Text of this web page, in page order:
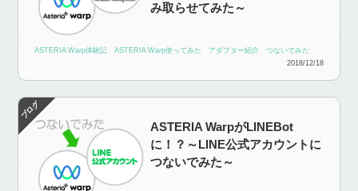
み取らせてみた～
ASTERIA Warp体験記 ASTERIA Warp使ってみた アダプター紹介
つないでみた
2018/12/18
ASTERIA WarpがLINEBot
に！？～LINE公式アカウントに
つないでみた～